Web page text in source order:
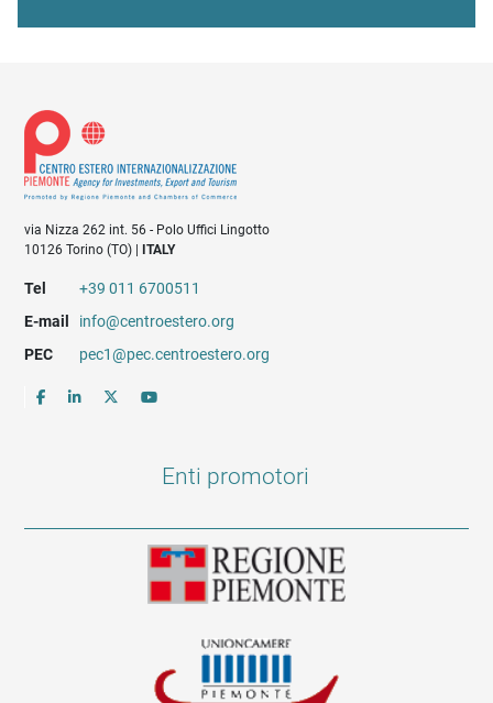
via Nizza 262 int. 56 - Polo Uffici Lingotto
10126 Torino (TO) |ITALY
Tel
+39 011 6700511
E-mail
info@centroestero.org
PEC
pec1@pec.centroestero.org
Enti promotori